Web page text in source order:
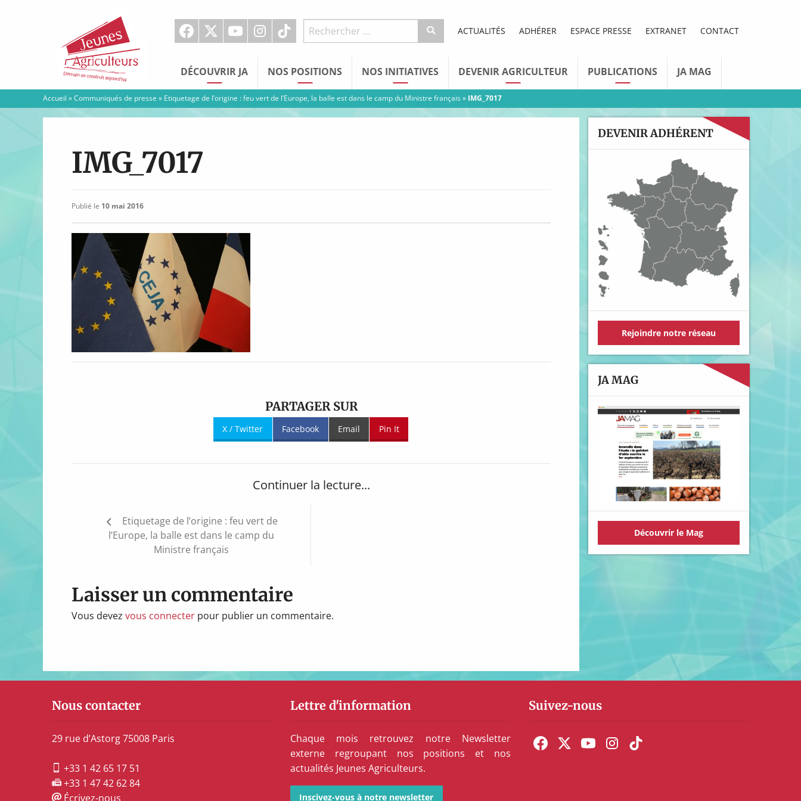
Agriculteurs
ACTUALITÉS ADHÉRER ESPACE PRESSE EXTRANET CONTACT
DÉCOUVRIR JA NOS POSITIONS NOS INITIATIVES DEVENIR AGRICULTEUR PUBLICATIONS JA MAG
Accueil »Communiqués de presse » Etiquetage de l’origine : feu vert de l’Europe, la balle est dans le camp du Ministre français» IMG_7017
IMG_7017
Publié le 10 mai 2016
PARTAGER SUR
X / Twitter Facebook Email Pin It
Continuer la lecture...
NavigationEtiquetage de l’origine : feu vert de
l’Europe, la balle est dans le camp du
Ministre français
Laisser un commentaire
Vous devez vous connecter pour publier un commentaire.
DEVENIR ADHÉRENT
Rejoindre notre réseau
JA MAG
Découvrir le Mag
Nous contacter
29 rue d’Astorg 75008 Paris
+33 1 42 65 17 51
+33 1 47 42 62 84
Écrivez-nous
Lettre d'information
Chaque mois retrouvez notre Newsletter
externe regroupant nos positions et nos
actualités Jeunes Agriculteurs.
Inscivez-vous à notre newsletter
Suivez-nous